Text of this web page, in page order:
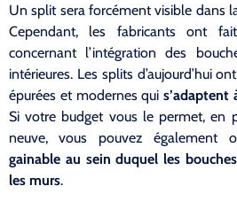
Un split sera forcément visible dans
Cependant, les fabricants ont
concernant l’intégration des
intérieures. Les splits d’aujourd’hui
épurées et modernes qui s’adaptent
Si votre budget vous le permet, en
neuve, vous pouvez également
gainable au sein duquel les
les murs.